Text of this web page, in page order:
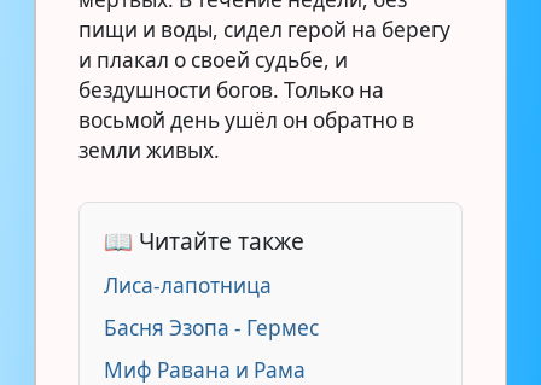
пищи и воды, сидел герой на берегу
и плакал о своей судьбе, и
бездушности богов. Только на
восьмой день ушёл он обратно в
земли живых.
📖 Читайте также
Лиса-лапотница
Басня Эзопа - Гермес
Миф Равана и Рама